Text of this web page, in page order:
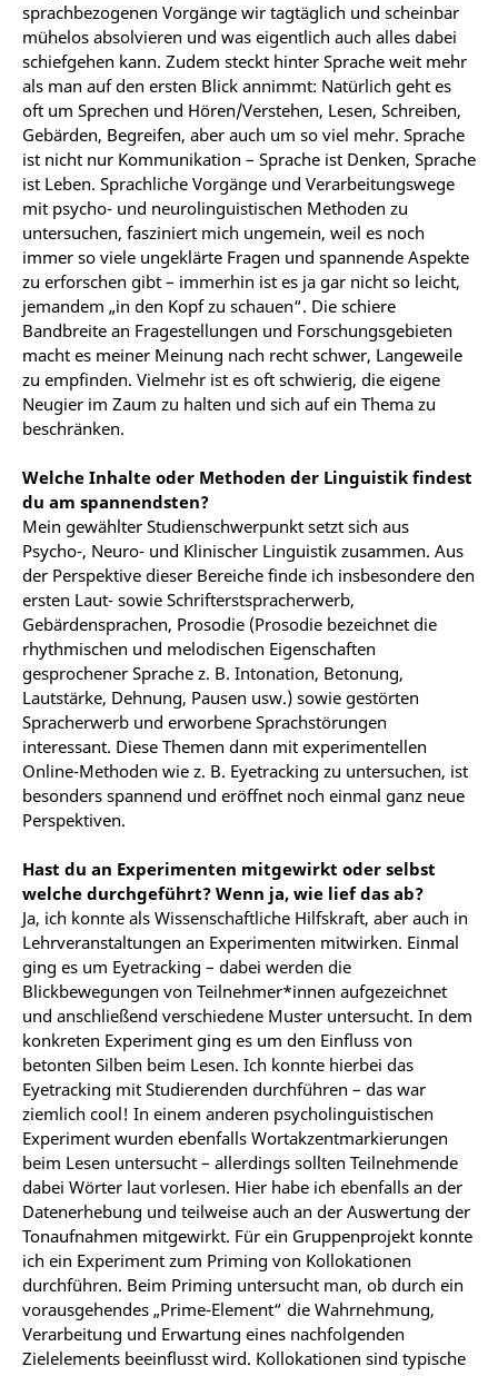
sprachbezogenen Vorgänge wir tagtäglich und scheinbar
mühelos absolvieren und was eigentlich auch alles dabei
schiefgehen kann. Zudem steckt hinter Sprache weit mehr
als man auf den ersten Blick annimmt: Natürlich geht es
oft um Sprechen und Hören/Verstehen, Lesen, Schreiben,
Gebärden, Begreifen, aber auch um so viel mehr. Sprache
ist nicht nur Kommunikation – Sprache ist Denken, Sprache
ist Leben. Sprachliche Vorgänge und Verarbeitungswege
mit psycho- und neurolinguistischen Methoden zu
untersuchen, fasziniert mich ungemein, weil es noch
immer so viele ungeklärte Fragen und spannende Aspekte
zu erforschen gibt – immerhin ist es ja gar nicht so leicht,
jemandem „in den Kopf zu schauen“. Die schiere
Bandbreite an Fragestellungen und Forschungsgebieten
macht es meiner Meinung nach recht schwer, Langeweile
zu empfinden. Vielmehr ist es oft schwierig, die eigene
Neugier im Zaum zu halten und sich auf ein Thema zu
beschränken.
Welche Inhalte oder Methoden der Linguistik findest
du am spannendsten?
Mein gewählter Studienschwerpunkt setzt sich aus
Psycho-, Neuro- und Klinischer Linguistik zusammen. Aus
der Perspektive dieser Bereiche finde ich insbesondere den
ersten Laut- sowie Schrifterstspracherwerb,
Gebärdensprachen, Prosodie (Prosodie bezeichnet die
rhythmischen und melodischen Eigenschaften
gesprochener Sprache z. B. Intonation, Betonung,
Lautstärke, Dehnung, Pausen usw.) sowie gestörten
Spracherwerb und erworbene Sprachstörungen
interessant. Diese Themen dann mit experimentellen
Online-Methoden wie z. B. Eyetracking zu untersuchen, ist
besonders spannend und eröffnet noch einmal ganz neue
Perspektiven.
Hast du an Experimenten mitgewirkt oder selbst
welche durchgeführt? Wenn ja, wie lief das ab?
Ja, ich konnte als Wissenschaftliche Hilfskraft, aber auch in
Lehrveranstaltungen an Experimenten mitwirken. Einmal
ging es um Eyetracking – dabei werden die
Blickbewegungen von Teilnehmer*innen aufgezeichnet
und anschließend verschiedene Muster untersucht. In dem
konkreten Experiment ging es um den Einfluss von
betonten Silben beim Lesen. Ich konnte hierbei das
Eyetracking mit Studierenden durchführen – das war
ziemlich cool! In einem anderen psycholinguistischen
Experiment wurden ebenfalls Wortakzentmarkierungen
beim Lesen untersucht – allerdings sollten Teilnehmende
dabei Wörter laut vorlesen. Hier habe ich ebenfalls an der
Datenerhebung und teilweise auch an der Auswertung der
Tonaufnahmen mitgewirkt. Für ein Gruppenprojekt konnte
ich ein Experiment zum Priming von Kollokationen
durchführen. Beim Priming untersucht man, ob durch ein
vorausgehendes „Prime-Element“ die Wahrnehmung,
Verarbeitung und Erwartung eines nachfolgenden
Zielelements beeinflusst wird. Kollokationen sind typische